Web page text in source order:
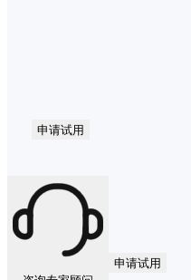
申请试用
申请试用